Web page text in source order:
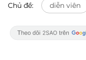
Chủ đề: diễn viên